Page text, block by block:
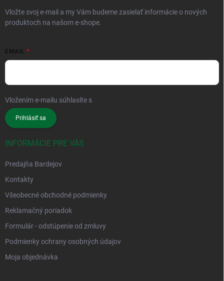
Vložte svoj e-mail a my Vám budeme zasielať informácie o nových
produktoch na našom e-shope.
EMAIL
Vložením e-mailu súhlasíte s
Prihlásiť sa
INFORMÁCIE PRE VÁS
Predajňa Bardejov
Kontakty
Všeobecné obchodné podmienky
Reklamačný poriadok
Formulár - odstúpenie od zmluvy
Podmienky ochrany osobných údajov
Moja objednávka